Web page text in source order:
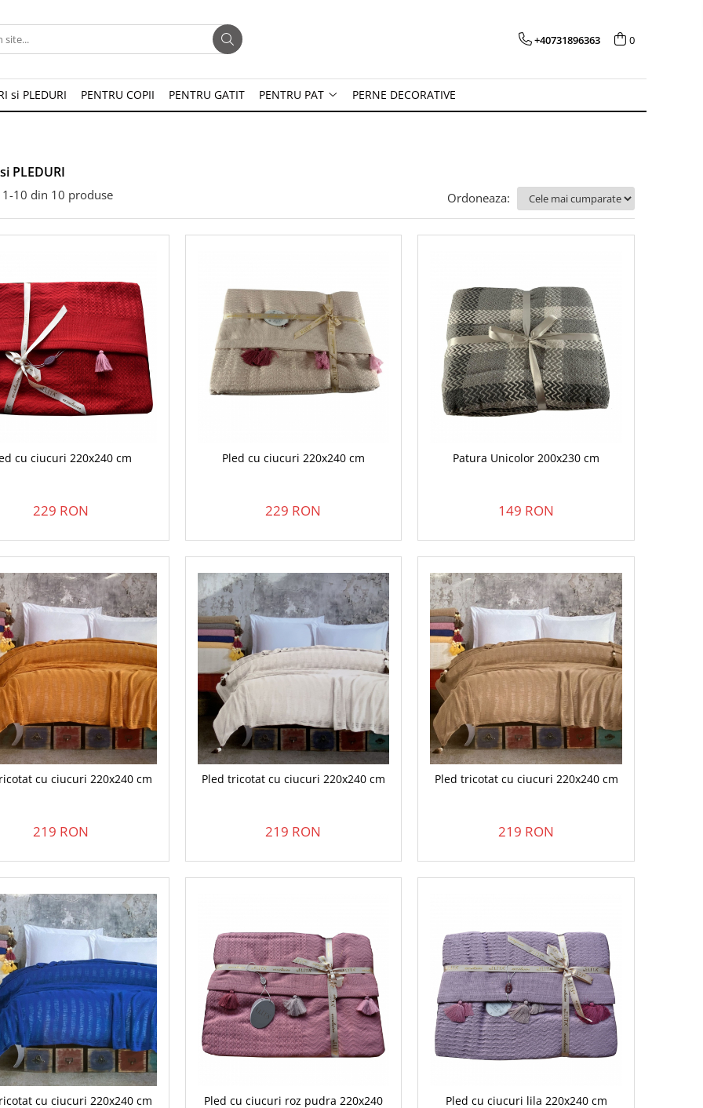
+40731896363 0
si PLEDURI PENTRU COPII PENTRU GATIT PENTRU PAT PERNE DECORATIVE
PLEDURI
1-10 din 10 produse Ordoneaza:
cu ciucuri 220x240 cm
229 RON
Pled cu ciucuri 220x240 cm
229 RON
Patura Unicolor 200x230 cm
149 RON
cu ciucuri 220x240 cm
219 RON
Pled tricotat cu ciucuri 220x240 cm
219 RON
Pled tricotat cu ciucuri 220x240 cm
219 RON
cu ciucuri 220x240 cm
Pled cu ciucuri roz pudra 220x240
Pled cu ciucuri lila 220x240 cm